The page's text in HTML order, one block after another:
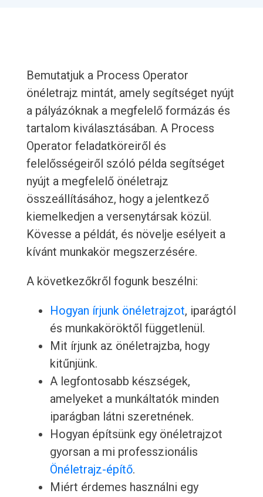
Bemutatjuk a Process Operator
önéletrajz mintát, amely segítséget nyújt
a pályázóknak a megfelelő formázás és
tartalom kiválasztásában. A Process
Operator feladatköreiről és
felelősségeiről szóló példa segítséget
nyújt a megfelelő önéletrajz
összeállításához, hogy a jelentkező
kiemelkedjen a versenytársak közül.
Kövesse a példát, és növelje esélyeit a
kívánt munkakör megszerzésére.
A következőkről fogunk beszélni:
Hogyan írjunk önéletrajzot, iparágtól
és munkaköröktől függetlenül.
Mit írjunk az önéletrajzba, hogy
kitűnjünk.
A legfontosabb készségek,
amelyeket a munkáltatók minden
iparágban látni szeretnének.
Hogyan építsünk egy önéletrajzot
gyorsan a mi professzionális
Önéletrajz-építő.
Miért érdemes használni egy